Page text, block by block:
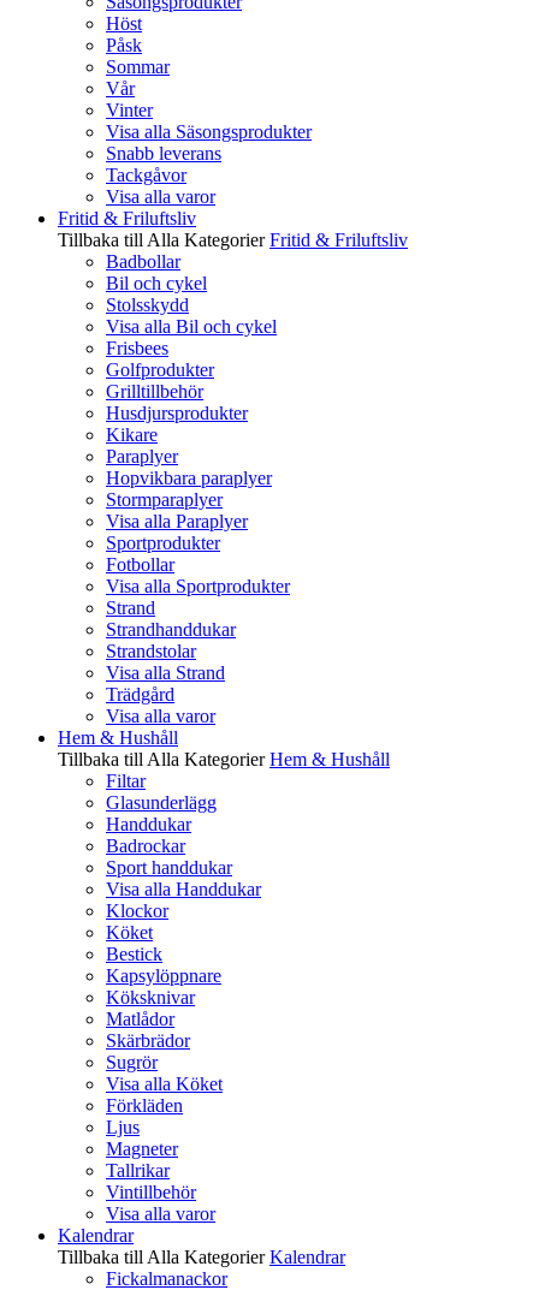
Höst
Påsk
Sommar
Vår
Vinter
Visa alla Säsongsprodukter
Snabb leverans
Tackgåvor
Visa alla varor
Fritid & Friluftsliv
Tillbaka till Alla Kategorier Fritid & Friluftsliv
Badbollar
Bil och cykel
Stolsskydd
Visa alla Bil och cykel
Frisbees
Golfprodukter
Grilltillbehör
Husdjursprodukter
Kikare
Paraplyer
Hopvikbara paraplyer
Stormparaplyer
Visa alla Paraplyer
Sportprodukter
Fotbollar
Visa alla Sportprodukter
Strand
Strandhanddukar
Strandstolar
Visa alla Strand
Trädgård
Visa alla varor
Hem & Hushåll
Tillbaka till Alla Kategorier Hem & Hushåll
Filtar
Glasunderlägg
Handdukar
Badrockar
Sport handdukar
Visa alla Handdukar
Klockor
Köket
Bestick
Kapsylöppnare
Köksknivar
Matlådor
Skärbrädor
Sugrör
Visa alla Köket
Förkläden
Ljus
Magneter
Tallrikar
Vintillbehör
Visa alla varor
Kalendrar
Tillbaka till Alla Kategorier Kalendrar
Fickalmanackor